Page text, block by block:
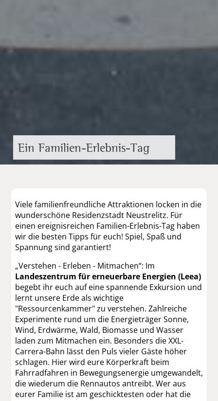
Ein Familien-Erlebnis-Tag
Viele familienfreundliche Attraktionen locken in die
wunderschöne Residenzstadt Neustrelitz. Für
einen ereignisreichen Familien-Erlebnis-Tag haben
wir die besten Tipps für euch! Spiel, Spaß und
Spannung sind garantiert!
„Verstehen - Erleben - Mitmachen“: Im
Landeszentrum für erneuerbare Energien (Leea)
begebt ihr euch auf eine spannende Exkursion und
lernt unsere Erde als wichtige
"Ressourcenkammer" zu verstehen. Zahlreiche
Experimente rund um die Energieträger Sonne,
Wind, Erdwärme, Wald, Biomasse und Wasser
laden zum Mitmachen ein. Besonders die XXL-
Carrera-Bahn lässt den Puls vieler Gäste höher
schlagen. Hier wird eure Körperkraft beim
Fahrradfahren in Bewegungsenergie umgewandelt,
die wiederum die Rennautos antreibt. Wer aus
eurer Familie ist am geschicktesten oder hat die